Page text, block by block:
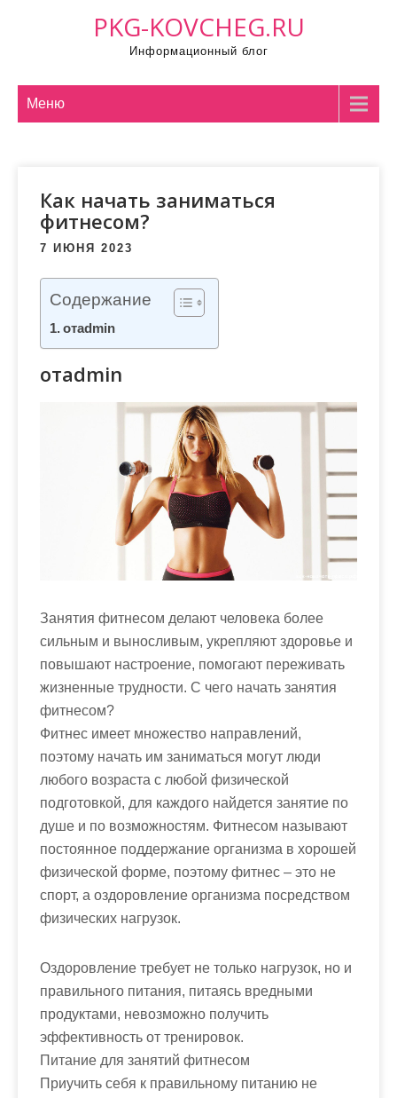
PKG-KOVCHEG.RU
Информационный блог
Меню
Как начать заниматься
фитнесом?
7 ИЮНЯ 2023
Содержание
отadmin
отadmin
Занятия фитнесом делают человека более
сильным и выносливым, укрепляют здоровье и
повышают настроение, помогают переживать
жизненные трудности. С чего начать занятия
фитнесом?
Фитнес имеет множество направлений,
поэтому начать им заниматься могут люди
любого возраста с любой физической
подготовкой, для каждого найдется занятие по
душе и по возможностям. Фитнесом называют
постоянное поддержание организма в хорошей
физической форме, поэтому фитнес – это не
спорт, а оздоровление организма посредством
физических нагрузок.
Оздоровление требует не только нагрузок, но и
правильного питания, питаясь вредными
продуктами, невозможно получить
эффективность от тренировок.
Питание для занятий фитнесом
Приучить себя к правильному питанию не